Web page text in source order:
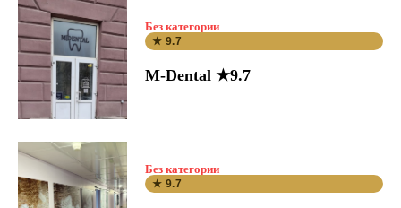
Без категории
★ 9.7
M-Dental ★9.7
Без категории
★ 9.7